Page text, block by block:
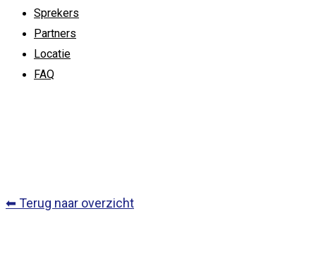
Sprekers
Partners
Locatie
FAQ
⬅ Terug naar overzicht